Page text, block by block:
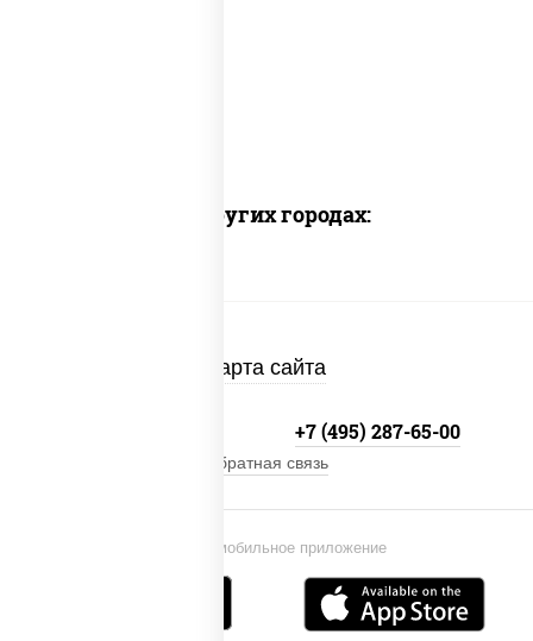
Доставка в других городах:
Карта сайта
Установи мобильное приложение
+7 (495) 287-65-00
Обратная связь